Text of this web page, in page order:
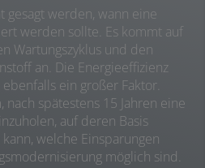
gesagt werden, wann eine
werden sollte. Es kommt auf
Wartungszyklus und den
an. Die Energieeffizienz
ebenfalls ein großer Faktor.
nach spätestens 15 Jahren eine
auf deren Basis
welche Einsparungen
möglich sind.